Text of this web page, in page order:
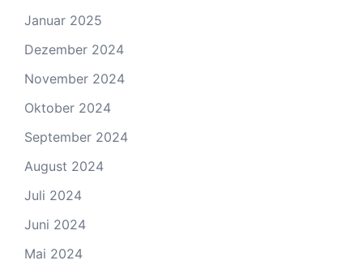
Januar 2025
Dezember 2024
November 2024
Oktober 2024
September 2024
August 2024
Juli 2024
Juni 2024
Mai 2024